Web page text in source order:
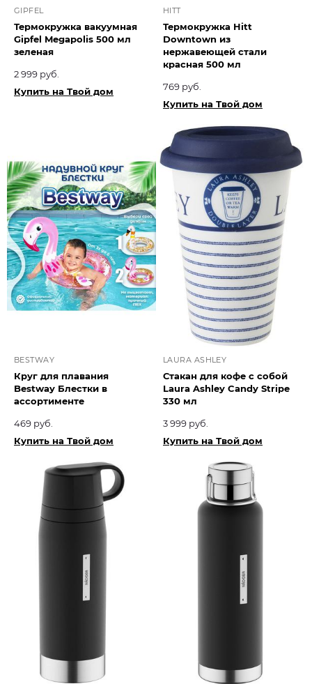
GIPFEL
Термокружка вакуумная
Gipfel Megapolis 500 мл
зеленая
2 999 руб.
Купить на Твой дом
HITT
Термокружка Hitt
Downtown из
нержавеющей стали
красная 500 мл
769 руб.
Купить на Твой дом
BESTWAY
Круг для плавания
Bestway Блестки в
ассортименте
469 руб.
Купить на Твой дом
LAURA ASHLEY
Стакан для кофе с собой
Laura Ashley Candy Stripe
330 мл
3 999 руб.
Купить на Твой дом